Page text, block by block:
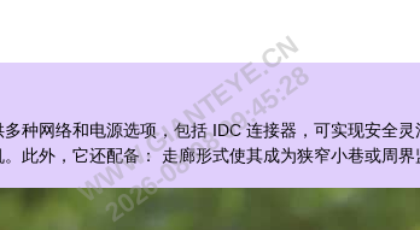
种网络和电源选项，包括 IDC 连接器，可实现安全
。此外，它还配备：走廊形式使其成为狭窄小巷或周
WWW.GIANTEYE.CN
2026-08-08 09:45:28